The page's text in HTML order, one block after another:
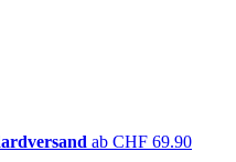
ab CHF 69.90